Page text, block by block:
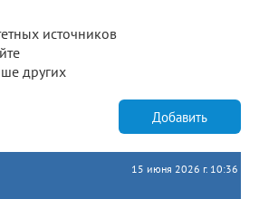
источников
других
Добавить
15 июня 2026 г. 10:36